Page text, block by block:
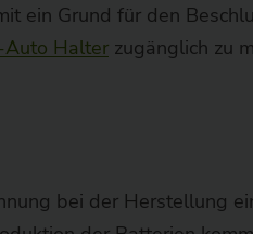
ein Grund für den
Auto Halter zugänglich zu
bei der Herstellung